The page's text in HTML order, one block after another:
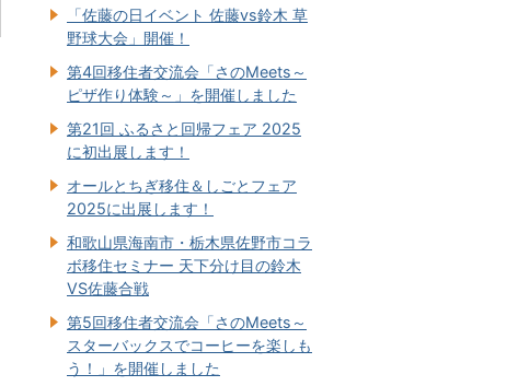
「佐藤の日イベント 佐藤vs鈴木 草
野球大会」開催！
第4回移住者交流会「さのMeets～
ピザ作り体験～」を開催しました
第21回 ふるさと回帰フェア 2025
に初出展します！
オールとちぎ移住＆しごとフェア
2025に出展します！
和歌山県海南市・栃木県佐野市コラ
ボ移住セミナー 天下分け目の鈴木
VS佐藤合戦
第5回移住者交流会「さのMeets～
スターバックスでコーヒーを楽しも
う！」を開催しました